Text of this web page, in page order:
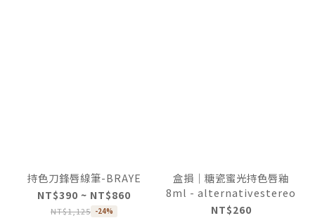
持色刀鋒唇線筆-BRAYE
NT$390 ~ NT$860
NT$1,125 -24%
盒損｜糖瓷蜜光持色唇釉
8ml - alternativestereo
NT$260